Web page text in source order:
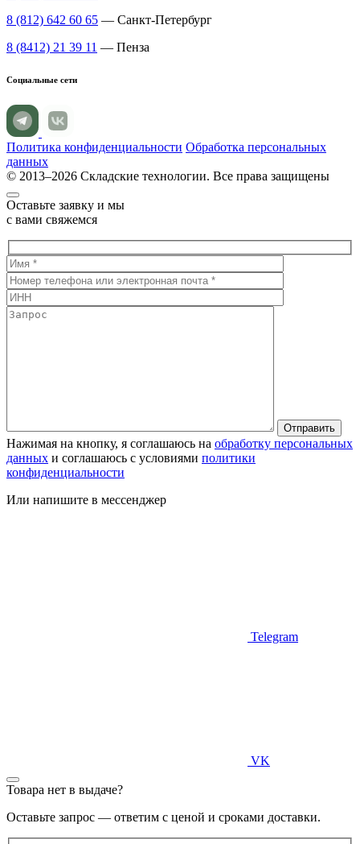
8 (812) 642 60 65 — Санкт-Петербург
8 (8412) 21 39 11 — Пенза
Социальные сети
Политика конфиденциальности Обработка персональных
данных
© 2013–2026 Складские технологии. Все права защищены
Оставьте заявку и мы
с вами свяжемся
Нажимая на кнопку, я соглашаюсь на обработку персональных
данных и соглашаюсь с условиями политики
конфиденциальности
Или напишите в мессенджер
Telegram
VK
Товара нет в выдаче?
Оставьте запрос — ответим с ценой и сроками доставки.